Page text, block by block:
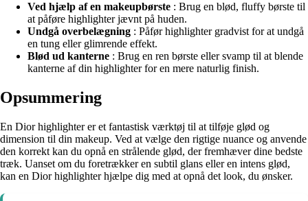
Ved hjælp af en makeupbørste : Brug en blød, fluffy børste til
at påføre highlighter jævnt på huden.
Undgå overbelægning : Påfør highlighter gradvist for at undgå
en tung eller glimrende effekt.
Blød ud kanterne : Brug en ren børste eller svamp til at blende
kanterne af din highlighter for en mere naturlig finish.
Opsummering
En Dior highlighter er et fantastisk værktøj til at tilføje glød og
dimension til din makeup. Ved at vælge den rigtige nuance og anvende
den korrekt kan du opnå en strålende glød, der fremhæver dine bedste
træk. Uanset om du foretrækker en subtil glans eller en intens glød,
kan en Dior highlighter hjælpe dig med at opnå det look, du ønsker.